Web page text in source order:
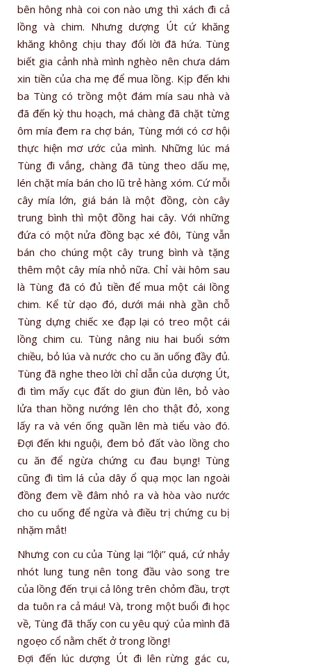
bên hông nhà coi con nào ưng thì xách đi cả
lồng và chim. Nhưng dượng Út cứ khăng
khăng không chịu thay đổi lời đã hứa. Tùng
biết gia cảnh nhà mình nghèo nên chưa dám
xin tiền của cha mẹ để mua lồng. Kịp đến khi
ba Tùng có trồng một đám mía sau nhà và
đã đến kỳ thu hoạch, má chàng đã chặt từng
ôm mía đem ra chợ bán, Tùng mới có cơ hội
thực hiện mơ ước của mình. Những lúc má
Tùng đi vắng, chàng đã tùng theo dấu mẹ,
lén chặt mía bán cho lũ trẻ hàng xóm. Cứ mỗi
cây mía lớn, giá bán là một đồng, còn cây
trung bình thì một đồng hai cây. Với những
đứa có một nửa đồng bạc xé đôi, Tùng vẫn
bán cho chúng một cây trung bình và tặng
thêm một cây mía nhỏ nữa. Chỉ vài hôm sau
là Tùng đã có đủ tiền để mua một cái lồng
chim. Kể từ dạo đó, dưới mái nhà gần chỗ
Tùng dựng chiếc xe đạp lại có treo một cái
lồng chim cu. Tùng nâng niu hai buổi sớm
chiều, bỏ lúa và nước cho cu ăn uống đầy đủ.
Tùng đã nghe theo lời chỉ dẫn của dượng Út,
đi tìm mấy cục đất do giun đùn lên, bỏ vào
lửa than hồng nướng lên cho thật đỏ, xong
lấy ra và vén ống quần lên mà tiểu vào đó.
Đợi đến khi nguội, đem bỏ đất vào lồng cho
cu ăn để ngừa chứng cu đau bụng! Tùng
cũng đi tìm lá của dây ổ quạ mọc lan ngoài
đồng đem về đâm nhỏ ra và hòa vào nước
cho cu uống để ngừa và điều trị chứng cu bị
nhặm mắt!
Nhưng con cu của Tùng lại ‘‘lội’’ quá, cứ nhảy
nhót lung tung nên tong đầu vào song tre
của lồng đến trụi cả lông trên chỏm đầu, trợt
da tuôn ra cả máu! Và, trong một buổi đi học
về, Tùng đã thấy con cu yêu quý của mình đã
ngoẹo cổ nằm chết ở trong lồng!
Ðợi đến lúc dượng Út đi lên rừng gác cu,